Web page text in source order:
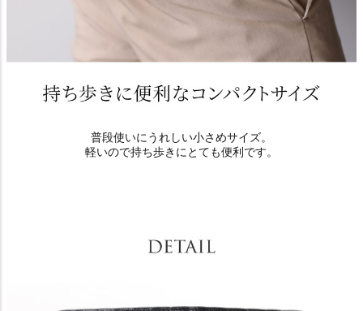
普段使いにうれしい小さめサイズ。
軽いので持ち歩きにとても便利です。